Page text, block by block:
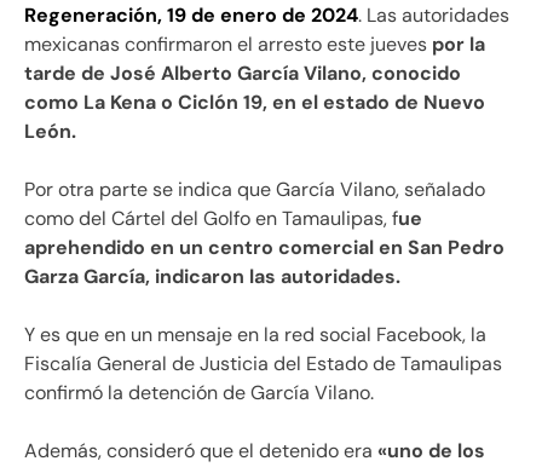
Regeneración, 19 de enero de 2024. Las autoridades
mexicanas confirmaron el arresto este jueves por la
tarde de José Alberto García Vilano, conocido
como La Kena o Ciclón 19, en el estado de Nuevo
León.
Por otra parte se indica que García Vilano, señalado
como del Cártel del Golfo en Tamaulipas, fue
aprehendido en un centro comercial en San Pedro
Garza García, indicaron las autoridades.
Y es que en un mensaje en la red social Facebook, la
Fiscalía General de Justicia del Estado de Tamaulipas
confirmó la detención de García Vilano.
Además, consideró que el detenido era «uno de los